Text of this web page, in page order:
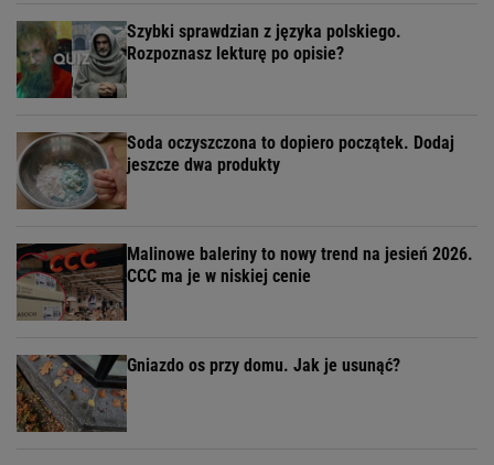
Szybki sprawdzian z języka polskiego.
Rozpoznasz lekturę po opisie?
Soda oczyszczona to dopiero początek. Dodaj
jeszcze dwa produkty
Malinowe baleriny to nowy trend na jesień 2026.
CCC ma je w niskiej cenie
Gniazdo os przy domu. Jak je usunąć?